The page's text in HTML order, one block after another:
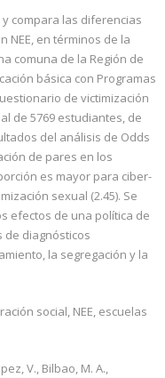
compara las diferencias
NEE, en términos de la
comuna de la Región de
básica con Programas
de victimización
de 5769 estudiantes, de
del análisis de Odds
de pares en los
es mayor para ciber-
sexual (2.45). Se
efectos de una política de
de diagnósticos
la segregación y la
social, NEE, escuelas
V., Bilbao, M. A.,